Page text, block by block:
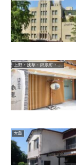
上野・浅草・錦糸町・新小岩・北千住
大島